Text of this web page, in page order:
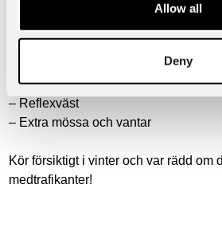
Allow all
Deny
Bra saker att ha i bilen:
– Startkablar
– Reflexväst
– Extra mössa och vantar
Kör försiktigt i vinter och var rädd om
medtrafikanter!